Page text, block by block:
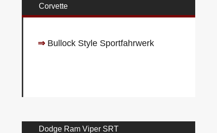
Corvette
⇒Bullock Style Sportfahrwerk
Dodge Ram Viper SRT